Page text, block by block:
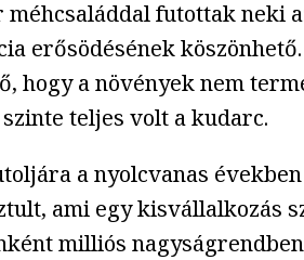
futottak neki
erősödésének
hogy a növények nem
teljes volt a kudarc.
a nyolcvanas
ami egy kisvállalkozás
milliós